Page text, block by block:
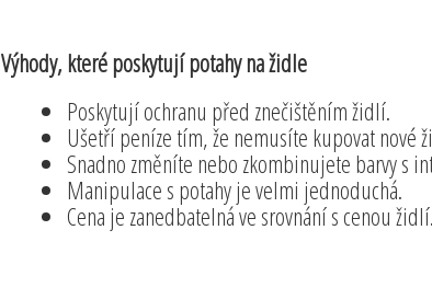
Výhody, které poskytují potahy na židle
Poskytují ochranu před znečištěním židlí.
Ušetří peníze tím, že nemusíte kupovat nové
Snadno změníte nebo zkombinujete barvy s
Manipulace s potahy je velmi jednoduchá.
Cena je zanedbatelná ve srovnání s cenou židlí.